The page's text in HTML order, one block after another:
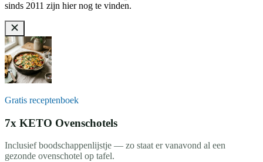
sinds 2011 zijn hier nog te vinden.
Gratis receptenboek
7x KETO Ovenschotels
Inclusief boodschappenlijstje — zo staat er vanavond al een
gezonde ovenschotel op tafel.